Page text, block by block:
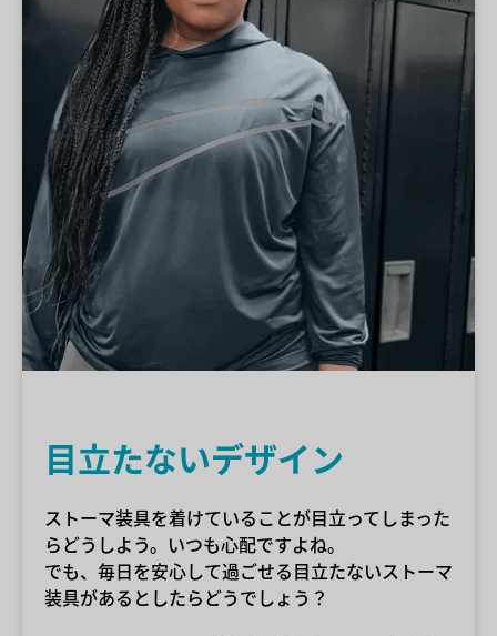
目立たないデザイン
ストーマ装具を着けていることが目立ってしまった
らどうしよう。いつも心配ですよね。
でも、毎日を安心して過ごせる目立たないストーマ
装具があるとしたらどうでしょう？